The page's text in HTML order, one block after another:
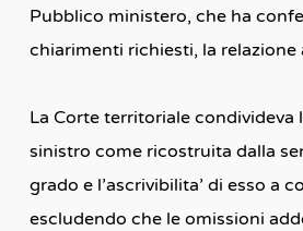
Pubblico ministero, che ha
chiarimenti richiesti, la relazione
La Corte territoriale condivideva
sinistro come ricostruita dalla
grado e l’ascrivibilita’ di esso a
escludendo che le omissioni